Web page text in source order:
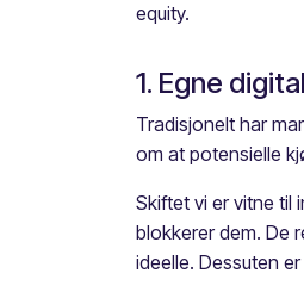
equity.
1. Egne
Tradisjonelt har
om at potensielle
Skiftet vi er vitne til
blokkerer dem. De
ideelle. Dessuten